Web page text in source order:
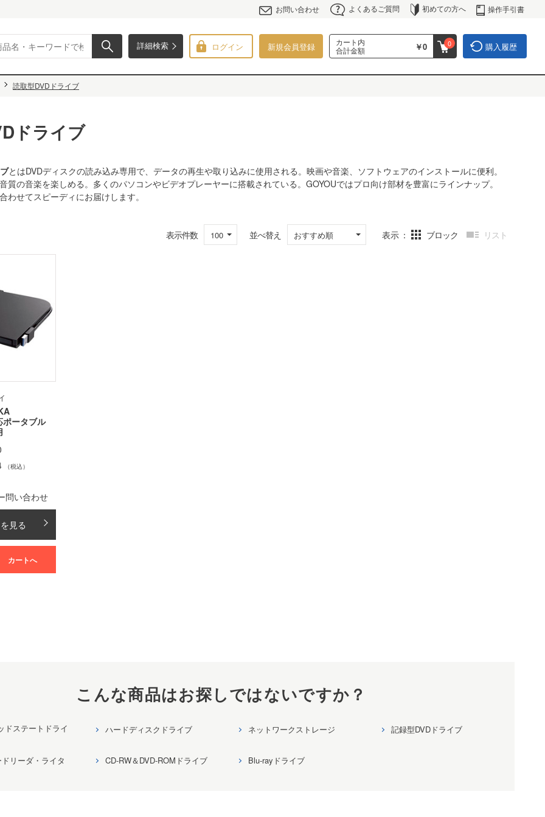
お問い合わせ よくあるご質問 初めての方へ 操作手引書
詳細検索 ログイン 新規会員登録
カート内
合計金額
￥0 0 購入履歴
読取型DVDドライブ
ドライブ
とはDVDディスクの読み込み専用で、データの再生や取り込みに使用される。映画や音楽、ソフトウェアのインストールに便利。
質の音楽を楽しめる。多くのパソコンやビデオプレーヤーに搭載されている。GOYOUではプロ向け部材を豊富にラインナップ。
わせてスピーディにお届けします。
表示件数 100 並べ替え おすすめ順 表示 ブロック リスト
ータブル
（税込）
問い合わせ
見る
カートへ
こんな商品はお探しではないですか？
ドステートドライ ハードディスクドライブ ネットワークストレージ 記録型DVDドライブ
リーダ・ライタ CD-RW＆DVD-ROMドライブ Blu-rayドライブ